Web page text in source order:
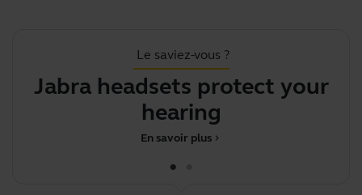
Le saviez-vous ?
Jabra headsets protect your
hearing
chevron_right
En savoir plus